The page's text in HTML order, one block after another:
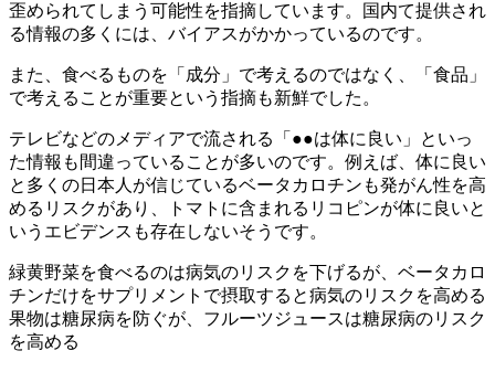
歪められてしまう可能性を指摘しています。国内て提供され
る情報の多くには、バイアスがかかっているのです。
また、食べるものを「成分」で考えるのではなく、「食品」
で考えることが重要という指摘も新鮮でした。
テレビなどのメディアで流される「●●は体に良い」といっ
た情報も間違っていることが多いのです。例えば、体に良い
と多くの日本人が信じているベータカロチンも発がん性を高
めるリスクがあり、トマトに含まれるリコピンが体に良いと
いうエビデンスも存在しないそうです。
緑黄野菜を食べるのは病気のリスクを下げるが、ベータカロ
チンだけをサプリメントで摂取すると病気のリスクを高める
果物は糖尿病を防ぐが、フルーツジュースは糖尿病のリスク
を高める